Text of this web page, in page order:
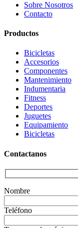
Sobre Nosotros
Contacto
Productos
Bicicletas
Accesorios
Componentes
Mantenimiento
Indumentaria
Fitness
Deportes
Juguetes
Equipamiento
Bicicletas
Contactanos
Nombre
Teléfono